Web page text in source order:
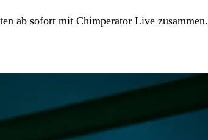
ab sofort mit Chimperator Live zusammen.